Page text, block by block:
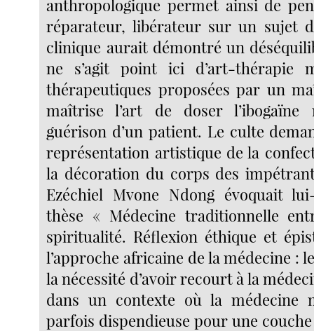
anthropologique permet ainsi de
réparateur, libérateur sur un sujet
clinique aurait démontré un
ne s’agit point ici d’art-thérapie
thérapeutiques proposées par un
maîtrise l’art de doser l’ibogaïne
guérison d’un patient. Le culte
représentation artistique de la
la décoration du corps des
Ezéchiel Mvone Ndong évoquait
thèse « Médecine traditionnelle
spiritualité. Réflexion éthique et
l’approche africaine de la médecine :
la nécessité d’avoir recourt à la
dans un contexte où la médecine
parfois dispendieuse pour une